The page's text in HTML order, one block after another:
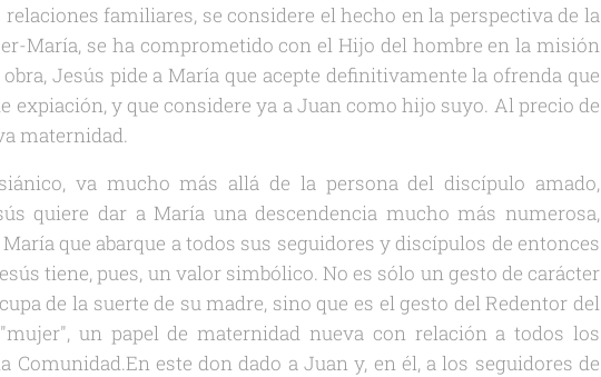
familiares, se considere el hecho en la perspectiva de la
María, se ha comprometido con el Hijo del hombre en la misión
Jesús pide a María que acepte definitivamente la ofrenda que
expiación, y que considere ya a Juan como hijo suyo. Al precio de
maternidad.
va mucho más allá de la persona del discípulo amado,
quiere dar a María una descendencia mucho más numerosa,
que abarque a todos sus seguidores y discípulos de entonces
tiene, pues, un valor simbólico. No es sólo un gesto de carácter
de la suerte de su madre, sino que es el gesto del Redentor del
un papel de maternidad nueva con relación a todos los
Comunidad.En este don dado a Juan y, en él, a los seguidores de